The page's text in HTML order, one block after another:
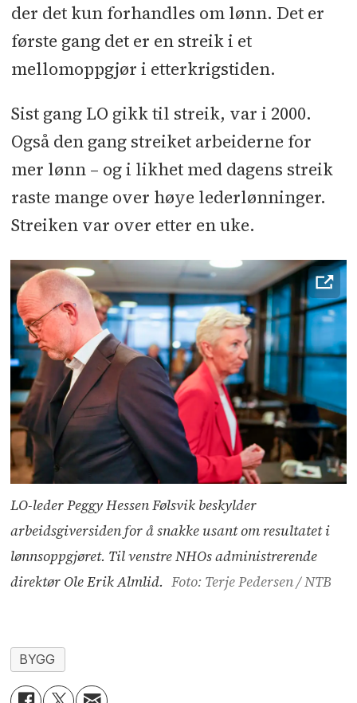
der det kun forhandles om lønn. Det er
første gang det er en streik i et
mellomoppgjør i etterkrigstiden.
Sist gang LO gikk til streik, var i 2000.
Også den gang streiket arbeiderne for
mer lønn – og i likhet med dagens streik
raste mange over høye lederlønninger.
Streiken var over etter en uke.
LO-leder Peggy Hessen Følsvik beskylder
arbeidsgiversiden for å snakke usant om resultatet i
lønnsoppgjøret. Til venstre NHOs administrerende
direktør Ole Erik Almlid. Foto: Terje Pedersen / NTB
BYGG